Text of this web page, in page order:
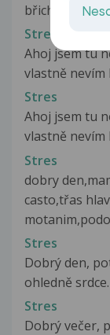
břicha po
Stres
Ahoj jsem tu
vlastně nevím
Stres
Ahoj jsem tu
vlastně nevím
Stres
dobry
casto,třas
Stres
Dobrý den,
ohledně
Stres
Dobrý večer,